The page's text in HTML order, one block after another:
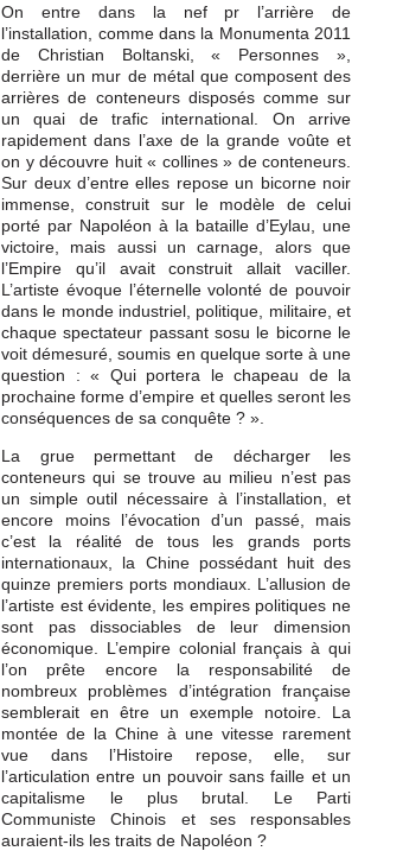
On entre dans la nef pr l’arrière de
l’installation, comme dans la Monumenta 2011
de Christian Boltanski, « Personnes »,
derrière un mur de métal que composent des
arrières de conteneurs disposés comme sur
un quai de trafic international. On arrive
rapidement dans l’axe de la grande voûte et
on y découvre huit « collines » de conteneurs.
Sur deux d’entre elles repose un bicorne noir
immense, construit sur le modèle de celui
porté par Napoléon à la bataille d’Eylau, une
victoire, mais aussi un carnage, alors que
l’Empire qu’il avait construit allait vaciller.
L’artiste évoque l’éternelle volonté de pouvoir
dans le monde industriel, politique, militaire, et
chaque spectateur passant sosu le bicorne le
voit démesuré, soumis en quelque sorte à une
question : « Qui portera le chapeau de la
prochaine forme d’empire et quelles seront les
conséquences de sa conquête ? ».
La grue permettant de décharger les
conteneurs qui se trouve au milieu n’est pas
un simple outil nécessaire à l’installation, et
encore moins l’évocation d’un passé, mais
c’est la réalité de tous les grands ports
internationaux, la Chine possédant huit des
quinze premiers ports mondiaux. L’allusion de
l’artiste est évidente, les empires politiques ne
sont pas dissociables de leur dimension
économique. L’empire colonial français à qui
l’on prête encore la responsabilité de
nombreux problèmes d’intégration française
semblerait en être un exemple notoire. La
montée de la Chine à une vitesse rarement
vue dans l’Histoire repose, elle, sur
l’articulation entre un pouvoir sans faille et un
capitalisme le plus brutal. Le Parti
Communiste Chinois et ses responsables
auraient-ils les traits de Napoléon ?